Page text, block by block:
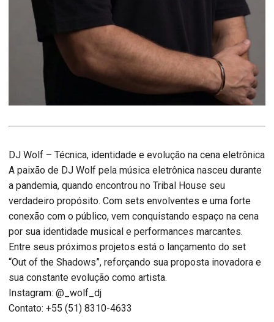
DJ Wolf – Técnica, identidade e evolução na cena eletrônica
A paixão de DJ Wolf pela música eletrônica nasceu durante
a pandemia, quando encontrou no Tribal House seu
verdadeiro propósito. Com sets envolventes e uma forte
conexão com o público, vem conquistando espaço na cena
por sua identidade musical e performances marcantes.
Entre seus próximos projetos está o lançamento do set
“Out of the Shadows”, reforçando sua proposta inovadora e
sua constante evolução como artista.
Instagram: @_wolf_dj
Contato: +55 (51) 8310-4633